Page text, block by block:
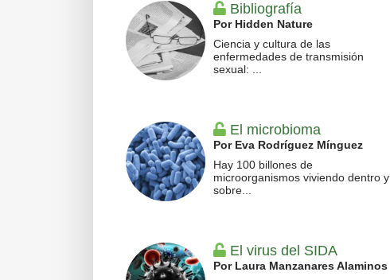
Bibliografía
Por Hidden Nature
Ciencia y cultura de las
enfermedades de transmisión
sexual: ...
El microbioma
Por Eva Rodríguez Mínguez
Hay 100 billones de
microorganismos viviendo dentro y
sobre...
El virus del SIDA
Por Laura Manzanares Alaminos